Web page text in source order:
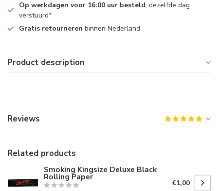
Op werkdagen voor 16:00 uur besteld, dezelfde dag
verstuurd*
Gratis retourneren binnen Nederland
Product description
Reviews
Related products
Smoking Kingsize Deluxe Black
Rolling Paper
€1,00